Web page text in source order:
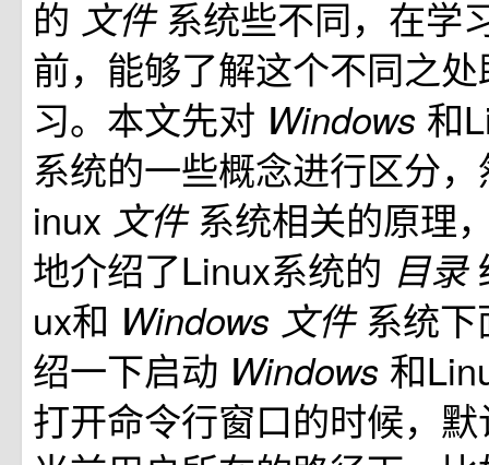
的 文件系统些不同，在学
前，能够了解这个不同之
习。本文先对 Windows 和
系统的一些概念进行区分
inux 文件系统相关的原理
地介绍了Linux系统的 目录
ux和 Windows 文件系统
绍一下启动 Windows 和
打开命令行窗口的时候，